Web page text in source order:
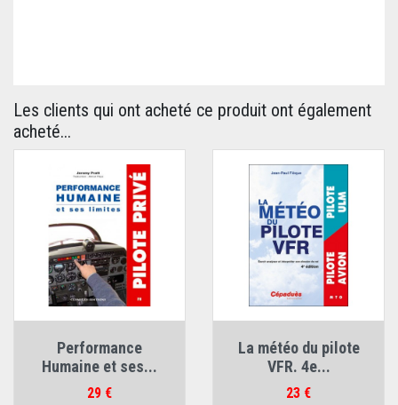
Les clients qui ont acheté ce produit ont également
acheté...
Performance
Humaine et ses...
Prix
29 €
La météo du pilote
VFR. 4e...
Prix
23 €